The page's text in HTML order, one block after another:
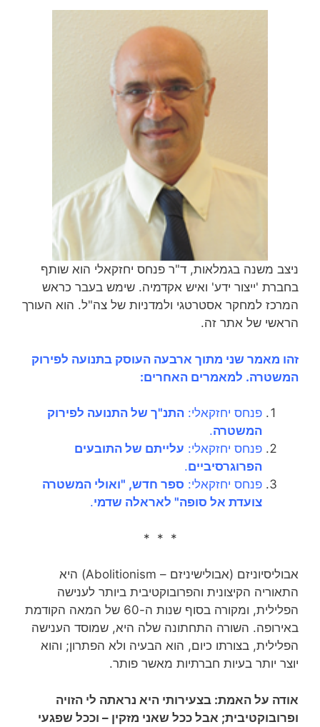
ניצב משנה בגמלאות, ד"ר פנחס יחזקאלי הוא שותף
בחברת 'ייצור ידע' ואיש אקדמיה. שימש בעבר כראש
המרכז למחקר אסטרטגי ולמדניות של צה"ל. הוא העורך
הראשי של אתר זה.
זהו מאמר שני מתוך ארבעה העוסק בתנועה לפירוק
המשטרה. למאמרים האחרים:
פנחס יחזקאלי: התנ"ך של התנועה לפירוק
המשטרה.
פנחס יחזקאלי: עלייתם של התובעים
הפרוגרסיביים.
פנחס יחזקאלי: ספר חדש, "ואולי המשטרה
צועדת אל סופה" לאראלה שדמי.
* * *
אבוליסיוניזם (אבולישיניזם – Abolitionism) היא
התאוריה הקיצונית והפרובוקטיבית ביותר לענישה
הפלילית, ומקורה בסוף שנות ה-60 של המאה הקודמת
באירופה. השורה התחתונה שלה היא, שמוסד הענישה
הפלילית, בצורתו כיום, הוא הבעיה ולא הפתרון; והוא
יוצר יותר בעיות חברתיות מאשר פותר.
אודה על האמת: בצעירותי היא נראתה לי הזויה
ופרובוקטיבית; אבל ככל שאני מזקין – וככל שפגעי